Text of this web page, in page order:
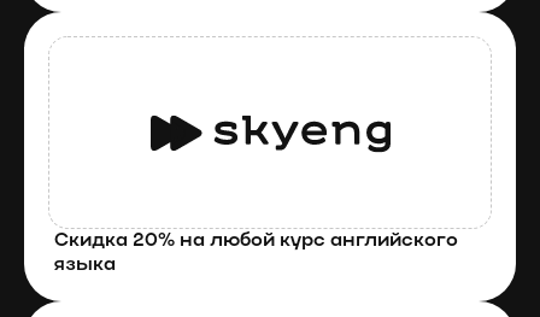
Скидка 20% на любой курс английского
языка